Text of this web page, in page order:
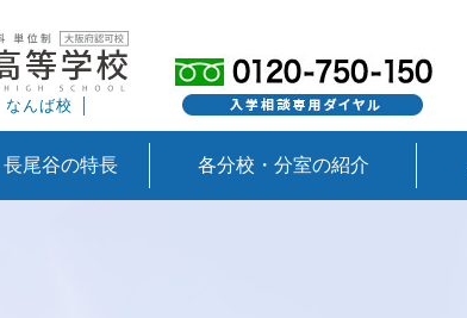
なんば校
長尾谷の特長 各分校・分室の紹介